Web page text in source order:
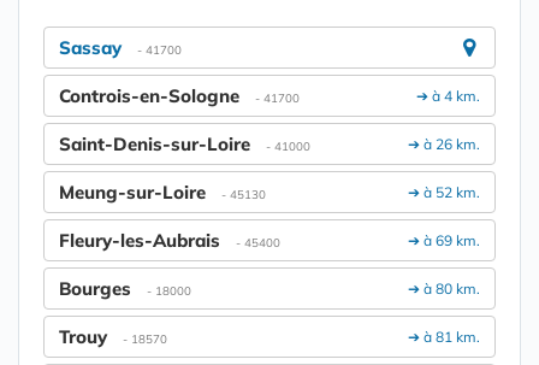
Sassay - 41700
➔ à 4 km.
Controis-en-Sologne - 41700
➔ à 26 km.
Saint-Denis-sur-Loire - 41000
➔ à 52 km.
Meung-sur-Loire - 45130
➔ à 69 km.
Fleury-les-Aubrais - 45400
➔ à 80 km.
Bourges - 18000
➔ à 81 km.
Trouy - 18570